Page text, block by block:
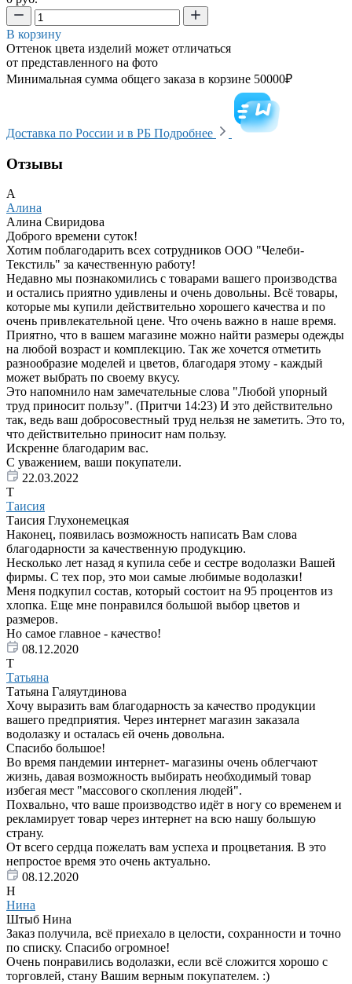
В корзину
Оттенок цвета изделий может отличаться
от представленного на фото
Минимальная сумма общего заказа в корзине 50000₽
Доставка по России и в РБ Подробнее
Отзывы
А
Алина
Алина Свиридова
Доброго времени суток!
Хотим поблагодарить всех сотрудников ООО "Челеби-
Текстиль" за качественную работу!
Недавно мы познакомились с товарами вашего производства
и остались приятно удивлены и очень довольны. Всё товары,
которые мы купили действительно хорошего качества и по
очень привлекательной цене. Что очень важно в наше время.
Приятно, что в вашем магазине можно найти размеры одежды
на любой возраст и комплекцию. Так же хочется отметить
разнообразие моделей и цветов, благодаря этому - каждый
может выбрать по своему вкусу.
Это напомнило нам замечательные слова "Любой упорный
труд приносит пользу". (Притчи 14:23) И это действительно
так, ведь ваш добросовестный труд нельзя не заметить. Это то,
что действительно приносит нам пользу.
Искренне благодарим вас.
С уважением, ваши покупатели.
22.03.2022
Т
Таисия
Таисия Глухонемецкая
Наконец, появилась возможность написать Вам слова
благодарности за качественную продукцию.
Несколько лет назад я купила себе и сестре водолазки Вашей
фирмы. С тех пор, это мои самые любимые водолазки!
Меня подкупил состав, который состоит на 95 процентов из
хлопка. Еще мне понравился большой выбор цветов и
размеров.
Но самое главное - качество!
08.12.2020
Т
Татьяна
Татьяна Галяутдинова
Хочу выразить вам благодарность за качество продукции
вашего предприятия. Через интернет магазин заказала
водолазку и осталась ей очень довольна.
Спасибо большое!
Во время пандемии интернет- магазины очень облегчают
жизнь, давая возможность выбирать необходимый товар
избегая мест "массового скопления людей".
Похвально, что ваше производство идёт в ногу со временем и
рекламирует товар через интернет на всю нашу большую
страну.
От всего сердца пожелать вам успеха и процветания. В это
непростое время это очень актуально.
08.12.2020
Н
Нина
Штыб Нина
Заказ получила, всё приехало в целости, сохранности и точно
по списку. Спасибо огромное!
Очень понравились водолазки, если всё сложится хорошо с
торговлей, стану Вашим верным покупателем. :)